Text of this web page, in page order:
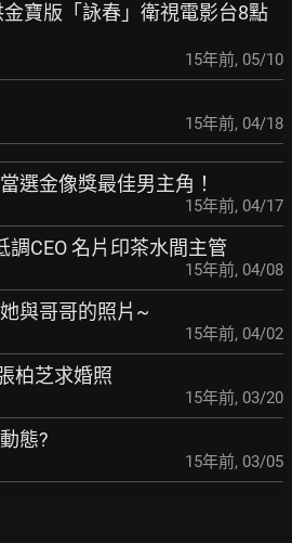
金寶版「詠春」衛視電影台8點
15年前, 05/10
15年前, 04/18
選金像獎最佳男主角！
15年前, 04/17
調CEO 名片印茶水間主管
15年前, 04/08
與哥哥的照片~
15年前, 04/02
柏芝求婚照
15年前, 03/20
態?
15年前, 03/05